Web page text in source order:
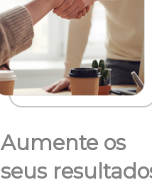
Aumente os
seus